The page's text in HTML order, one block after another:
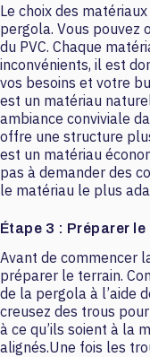
Le choix des
pergola. Vous pouvez
du PVC. Chaque
inconvénients, il est
vos besoins et votre
est un matériau
ambiance conviviale
offre une structure
est un matériau
pas à demander des
le matériau le plus
Étape 3 : Préparer le
Avant de commencer
préparer le terrain.
de la pergola à l’aide
creusez des trous
à ce qu’ils soient à la
alignés.Une fois les